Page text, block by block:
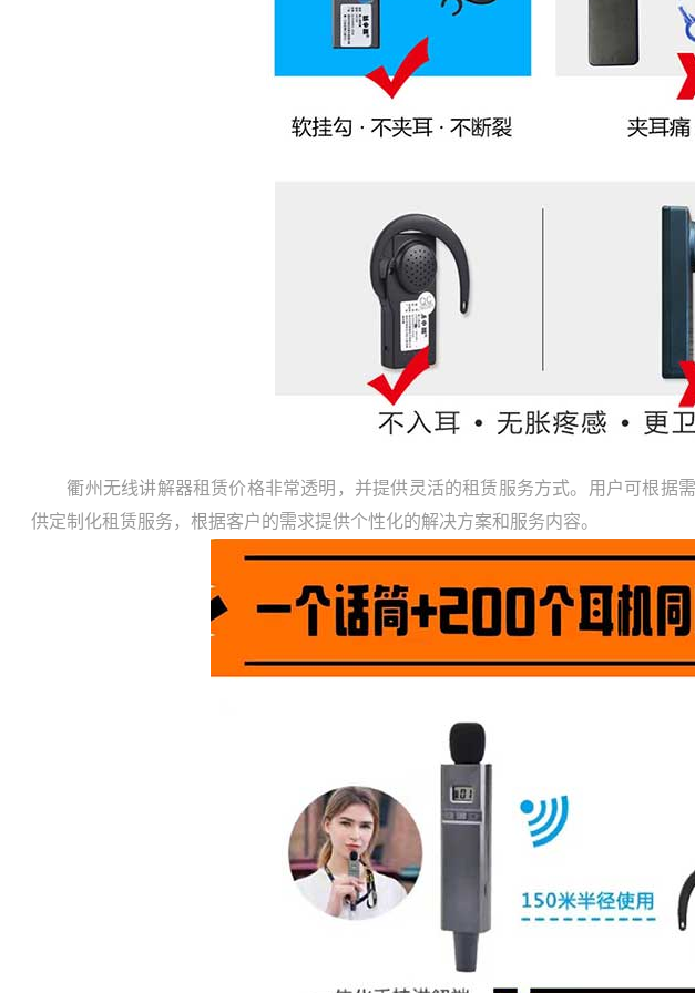
衢州无线讲解器租赁价格非常透明，并提供灵活的租赁服务方式。用户可根据
供定制化租赁服务，根据客户的需求提供个性化的解决方案和服务内容。